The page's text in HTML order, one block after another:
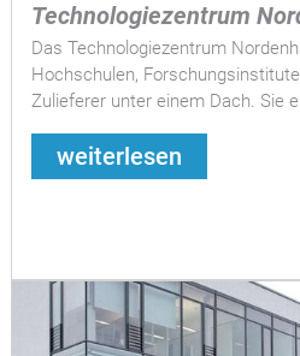
Technologiezentrum
Das Technologiezentrum
Hochschulen,
Zulieferer unter einem Dach. Sie
weiterlesen